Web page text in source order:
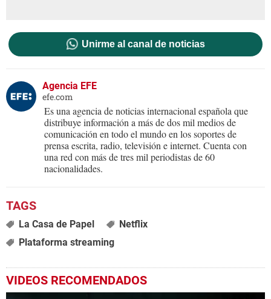
Unirme al canal de noticias
Agencia EFE
efe.com
Es una agencia de noticias internacional española que
distribuye información a más de dos mil medios de
comunicación en todo el mundo en los soportes de
prensa escrita, radio, televisión e internet. Cuenta con
una red con más de tres mil periodistas de 60
nacionalidades.
La Casa de Papel
Netflix
Plataforma streaming
VIDEOS RECOMENDADOS